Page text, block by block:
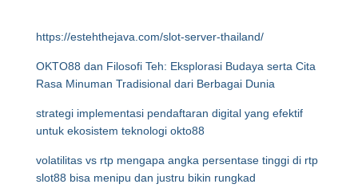
https://estehthejava.com/slot-server-thailand/
OKTO88 dan Filosofi Teh: Eksplorasi Budaya serta Cita
Rasa Minuman Tradisional dari Berbagai Dunia
strategi implementasi pendaftaran digital yang efektif
untuk ekosistem teknologi okto88
volatilitas vs rtp mengapa angka persentase tinggi di rtp
slot88 bisa menipu dan justru bikin rungkad